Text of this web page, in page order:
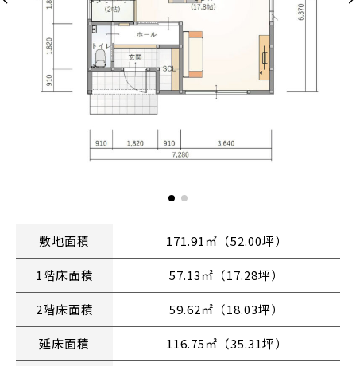
敷地面積 171.91㎡（52.00坪）
1階床面積 57.13㎡（17.28坪）
2階床面積 59.62㎡（18.03坪）
延床面積 116.75㎡（35.31坪）